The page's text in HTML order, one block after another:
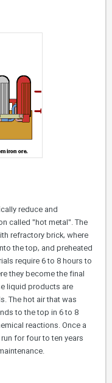
reduce and
called "hot metal". The
refractory brick, where
the top, and preheated
require 6 to 8 hours to
they become the final
liquid products are
The hot air that was
to the top in 6 to 8
reactions. Once a
run for four to ten years